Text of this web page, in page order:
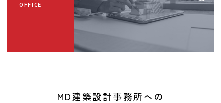
OFFICE
MD建築設計事務所への